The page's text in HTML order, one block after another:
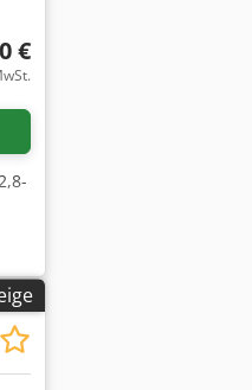
Bilder anfragen
€